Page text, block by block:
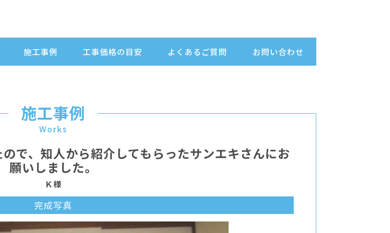
施工事例 工事価格の目安 よくあるご質問 お問い合わせ
施工事例
Works
で、知人から紹介してもらったサンエキさんにお
願いしました。
Ｋ様
完成写真